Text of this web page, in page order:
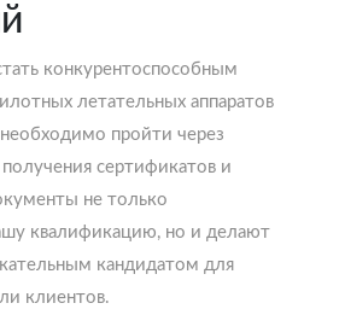
конкурентоспособным
летательных аппаратов
пройти через
сертификатов и
не только
квалификацию, но и делают
кандидатом для
клиентов.